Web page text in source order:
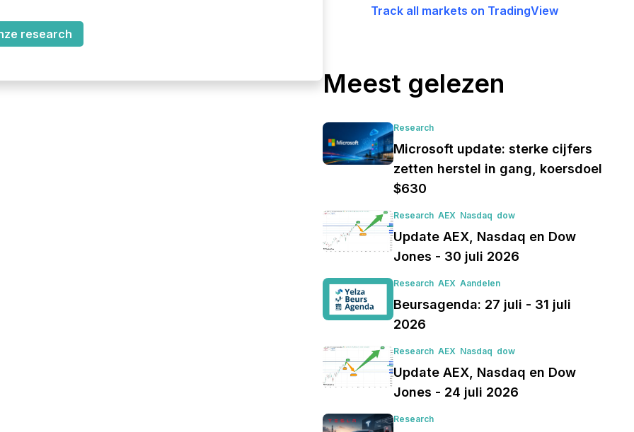
research
Track all markets on TradingView
Meest gelezen
Research
Microsoft update: sterke cijfers
zetten herstel in gang, koersdoel
$630
Research AEX Nasdaq dow
Update AEX, Nasdaq en Dow
Jones - 30 juli 2026
Research AEX Aandelen
Beursagenda: 27 juli - 31 juli
2026
Research AEX Nasdaq dow
Update AEX, Nasdaq en Dow
Jones - 24 juli 2026
Research